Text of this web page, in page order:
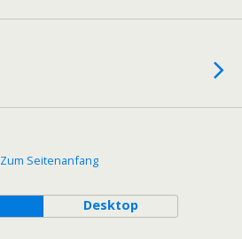
Zum Seitenanfang
Desktop